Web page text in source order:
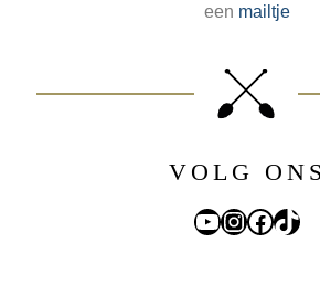
een mailtje
VOLG ONS
YouTube